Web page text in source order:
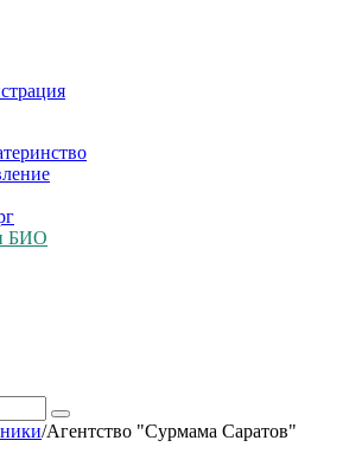
БИО
/Агентство "Сурмама Саратов"